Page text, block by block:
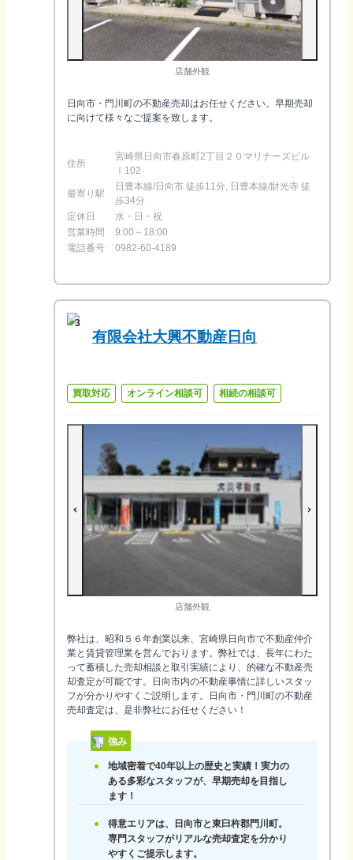
店舗外観
日向市・門川町の不動産売却はお任せください。早期売却
に向けて様々なご提案を致します。
住所
宮崎県日向市春原町2丁目２０マリナーズビル
Ⅰ102
最寄り駅
日豊本線/日向市 徒歩11分, 日豊本線/財光寺 徒
歩34分
定休日
水・日・祝
営業時間
9:00～18:00
電話番号
0982-60-4189
3
有限会社大興不動産日向
買取対応 オンライン相談可 相続の相談可
店舗外観
弊社は、昭和５６年創業以来、宮崎県日向市で不動産仲介
業と賃貸管理業を営んでおります。弊社では、長年にわた
って蓄積した売却相談と取引実績により、的確な不動産売
却査定が可能です。日向市内の不動産事情に詳しいスタッ
フが分かりやすくご説明します。日向市・門川町の不動産
売却査定は、是非弊社にお任せください！
強み
地域密着で40年以上の歴史と実績！実力の
ある多彩なスタッフが、早期売却を目指し
ます！
得意エリアは、日向市と東臼杵郡門川町。
専門スタッフがリアルな売却査定を分かり
やすくご提示します。